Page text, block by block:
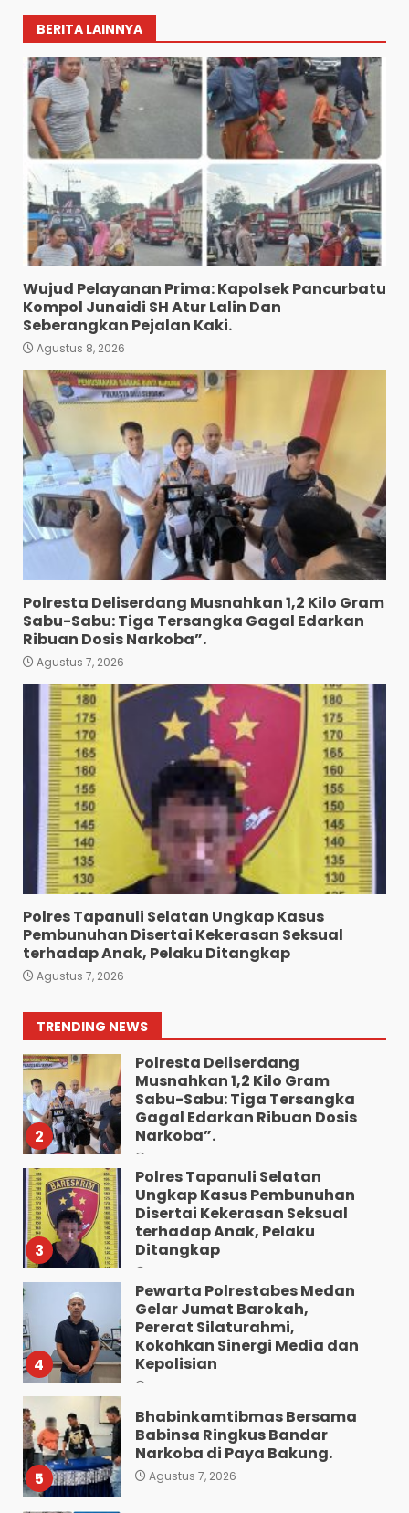
BERITA LAINNYA
Wujud Pelayanan Prima: Kapolsek Pancurbatu
Kompol Junaidi SH Atur Lalin Dan
Seberangkan Pejalan Kaki.
Agustus 8, 2026
Polresta Deliserdang Musnahkan 1,2 Kilo Gram
Sabu-Sabu: Tiga Tersangka Gagal Edarkan
Ribuan Dosis Narkoba”.
Agustus 7, 2026
Polres Tapanuli Selatan Ungkap Kasus
Pembunuhan Disertai Kekerasan Seksual
terhadap Anak, Pelaku Ditangkap
Agustus 7, 2026
TRENDING NEWS
3
Polres Tapanuli Selatan
Ungkap Kasus Pembunuhan
Disertai Kekerasan Seksual
terhadap Anak, Pelaku
Ditangkap
Agustus 7, 2026
Pewarta Polrestabes Medan
Gelar Jumat Barokah,
Pererat Silaturahmi,
Kokohkan Sinergi Media dan
Kepolisian
5
Bhabinkamtibmas Bersama
Babinsa Ringkus Bandar
Bawa 10 Butir Pil Ekstasi:
Mahasiswa Terpaksa
Nginap Dibalik Jeruji Besi
Polres Pematang Siantar.
Agustus 5, 2026
7
Pengedar 18 Butir Pil Ekstasi
Meringkuk Dibalik Jeruji Besi
Polres Pematang Siantar
1
Wujud Pelayanan Prima:
Kapolsek Pancurbatu
Kaki.
Agustus 8, 2026
2
Polresta Deliserdang
Musnahkan 1,2 Kilo Gram
Sabu-Sabu: Tiga Tersangka
Gagal Edarkan Ribuan Dosis
Narkoba”.
3
Polres Tapanuli Selatan
Ungkap Kasus Pembunuhan
Disertai Kekerasan Seksual
terhadap Anak, Pelaku
Ditangkap
4
Pewarta Polrestabes Medan
Gelar Jumat Barokah,
Pererat Silaturahmi,
Kokohkan Sinergi Media dan
Kepolisian
5
Bhabinkamtibmas Bersama
Babinsa Ringkus Bandar
Narkoba di Paya Bakung.
Agustus 7, 2026